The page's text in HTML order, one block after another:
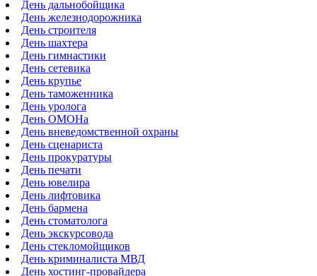
День дальнобойщика
День железнодорожника
День строителя
День шахтера
День гимнастики
День сетевика
День крупье
День таможенника
День уролога
День ОМОНа
День вневедомственной охраны
День сценариста
День прокуратуры
День печати
День ювелира
День лифтовика
День бармена
День стоматолога
День экскурсовода
День стекломойщиков
День криминалиста МВД
День хостинг-провайдера